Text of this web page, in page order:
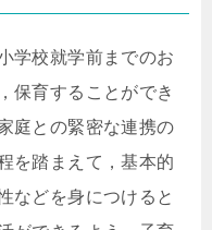
学校就学前までのお
保育することができ
庭との緊密な連携の
を踏まえて，基本的
などを身につけると